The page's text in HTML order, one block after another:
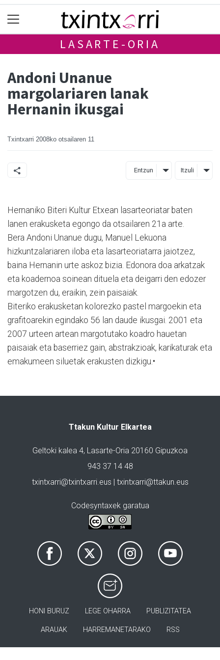
LASARTE-ORIA
Andoni Unanue
margolariaren lanak
Hernanin ikusgai
Txintxarri 2008ko otsailaren 11
Entzun Itzuli
Hernaniko Biteri Kultur Etxean lasarteoriatar baten
lanen erakusketa egongo da otsailaren 21a arte.
Bera Andoni Unanue dugu, Manuel Lekuona
hizkuntzalariaren iloba eta lasarteoriatarra jaiotzez,
baina Hernanin urte askoz bizia. Edonora doa arkatzak
eta koadernoa soinean dituela eta deigarri den edozer
margotzen du, eraikin, zein paisaiak.
Biteriko erakusketan kolorezko pastel margoekin eta
grafitoarekin egindako 56 lan daude ikusgai. 2001 eta
2007 urteen artean margotutako koadro hauetan
paisaiak eta baserriez gain, abstrakzioak, karikaturak eta
emakumeen siluetak erakusten dizkigu.•
Ttakun Kultur Elkartea
Geltoki kalea 4, Lasarte-Oria 20160 Gipuzkoa
943 37 14 48
txintxarri@txintxarri.eus | txintxarri@ttakun.eus
Codesyntaxek garatua
HONI BURUZ LEGE OHARRA PUBLIZITATEA
ARAUAK HARREMANETARAKO RSS